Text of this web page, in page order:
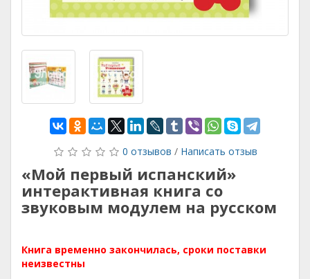
0 отзывов / Написать отзыв
«Мой первый испанский»
интерактивная книга со
звуковым модулем на русском
Книга временно закончилась, сроки поставки
неизвестны